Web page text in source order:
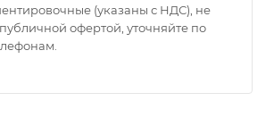
(указаны с НДС), не
офертой, уточняйте по